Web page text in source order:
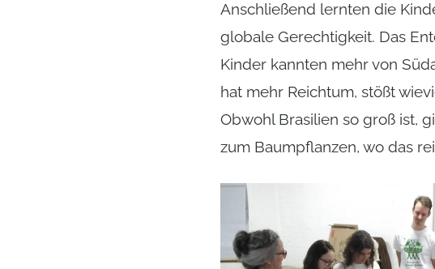
Anschließend lernten die
globale Gerechtigkeit. Das
Kinder kannten mehr von
hat mehr Reichtum, stößt
Obwohl Brasilien so groß ist,
zum Baumpflanzen, wo das